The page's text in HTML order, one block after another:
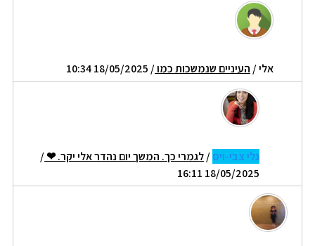
אלי/ העיניים שנמשכות כמו/ 18/05/2025 10:34
גלי צבי-ויס/לגמרי כך. המשך יום נהדר אלי יקר. ❤/
18/05/2025 16:11